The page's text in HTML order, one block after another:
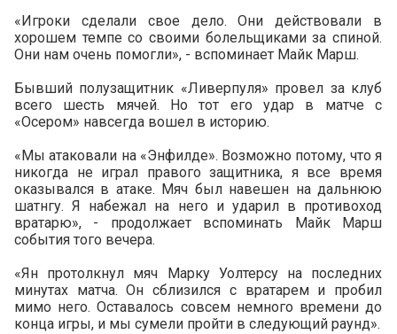
«Игроки сделали свое дело. Они действовали в
хорошем темпе со своими болельщиками за спиной.
Они нам очень помогли», - вспоминает Майк Марш.
Бывший полузащитник «Ливерпуля» провел за клуб
всего шесть мячей. Но тот его удар в матче с
«Осером» навсегда вошел в историю.
«Мы атаковали на «Энфилде». Возможно потому, что я
никогда не играл правого защитника, я все время
оказывался в атаке. Мяч был навешен на дальнюю
шатнгу. Я набежал на него и ударил в противоход
вратарю», - продолжает вспоминать Майк Марш
события того вечера.
«Ян протолкнул мяч Марку Уолтерсу на последних
минутах матча. Он сблизился с вратарем и пробил
мимо него. Оставалось совсем немного времени до
конца игры, и мы сумели пройти в следующий раунд».